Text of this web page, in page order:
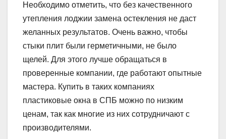
Необходимо отметить, что без качественного
утепления лоджии замена остекления не даст
желанных результатов. Очень важно, чтобы
стыки плит были герметичными, не было
щелей. Для этого лучше обращаться в
проверенные компании, где работают опытные
мастера. Купить в таких компаниях
пластиковые окна в СПБ можно по низким
ценам, так как многие из них сотрудничают с
производителями.